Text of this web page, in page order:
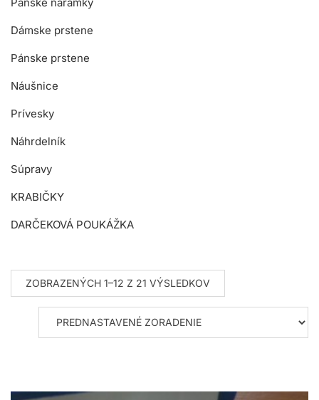
Dámske prstene
Pánske prstene
Náušnice
Prívesky
Náhrdelník
Súpravy
KRABIČKY
DARČEKOVÁ POUKÁŽKA
ZOBRAZENÝCH 1–12 Z 21 VÝSLEDKOV